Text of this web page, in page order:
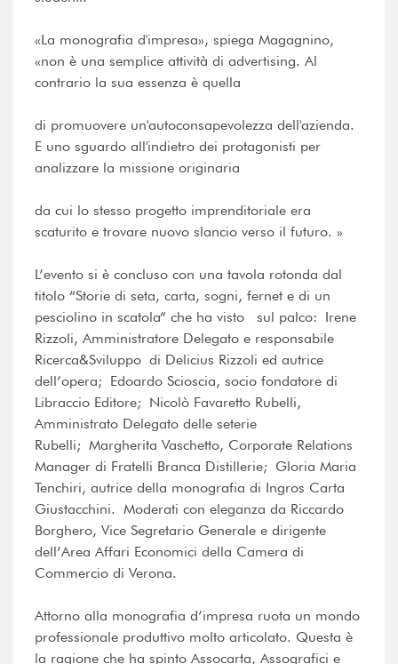
«La monografia d'impresa», spiega Magagnino,
«non è una semplice attività di advertising. Al
contrario la sua essenza è quella
di promuovere un'autoconsapevolezza dell'azienda.
E uno sguardo all'indietro dei protagonisti per
analizzare la missione originaria
da cui lo stesso progetto imprenditoriale era
scaturito e trovare nuovo slancio verso il futuro. »
L’evento si è concluso con una tavola rotonda dal
titolo “Storie di seta, carta, sogni, fernet e di un
pesciolino in scatola” che ha visto sul palco: Irene
Rizzoli, Amministratore Delegato e responsabile
Ricerca&Sviluppo di Delicius Rizzoli ed autrice
dell’opera; Edoardo Scioscia, socio fondatore di
Libraccio Editore; Nicolò Favaretto Rubelli,
Amministrato Delegato delle seterie
Rubelli; Margherita Vaschetto, Corporate Relations
Manager di Fratelli Branca Distillerie; Gloria Maria
Tenchiri, autrice della monografia di Ingros Carta
Giustacchini. Moderati con eleganza da Riccardo
Borghero, Vice Segretario Generale e dirigente
dell’Area Affari Economici della Camera di
Commercio di Verona.
Attorno alla monografia d’impresa ruota un mondo
professionale produttivo molto articolato. Questa è
la ragione che ha spinto Assocarta, Assografici e